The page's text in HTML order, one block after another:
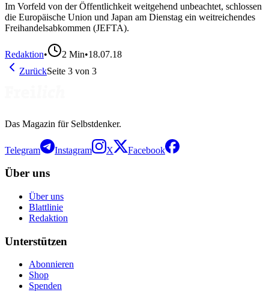
Im Vorfeld von der Öffentlichkeit weitgehend unbeachtet, schlossen
die Europäische Union und Japan am Dienstag ein weitreichendes
Freihandelsabkommen (JEFTA).
Redaktion• 2 Min•18.07.18
ZurückSeite 3 von 3
Das Magazin für Selbstdenker.
Telegram Instagram X Facebook
Über uns
Über uns
Blattlinie
Redaktion
Unterstützen
Abonnieren
Shop
Spenden